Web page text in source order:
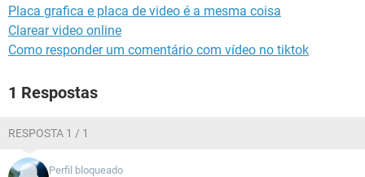
Placa grafica e placa de video é a mesma coisa
Clarear video online
Como responder um comentário com vídeo no tiktok
1 Respostas
RESPOSTA 1 / 1
Perfil bloqueado